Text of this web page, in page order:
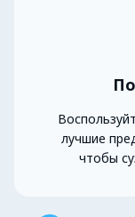
лучшие
чтобы